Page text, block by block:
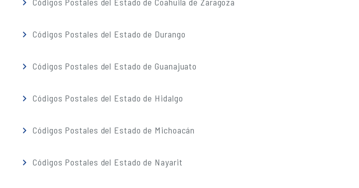
Códigos Postales del Estado de Durango
Códigos Postales del Estado de Guanajuato
Códigos Postales del Estado de Hidalgo
Códigos Postales del Estado de Michoacán
Códigos Postales del Estado de Nayarit